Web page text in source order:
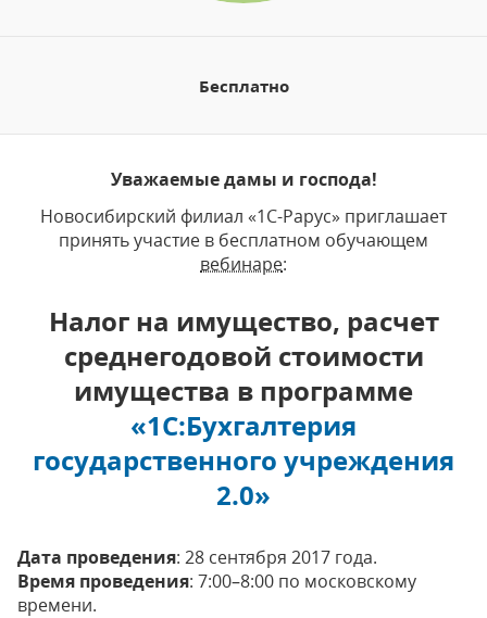
Бесплатно
Уважаемые дамы и господа!
Новосибирский филиал «1С-Рарус» приглашает
принять участие в бесплатном обучающем
вебинаре:
Налог на имущество, расчет
среднегодовой стоимости
имущества в программе
«1С:Бухгалтерия
государственного учреждения
2.0»
Дата проведения: 28 сентября 2017 года.
Время проведения: 7:00–8:00 по московскому
времени.